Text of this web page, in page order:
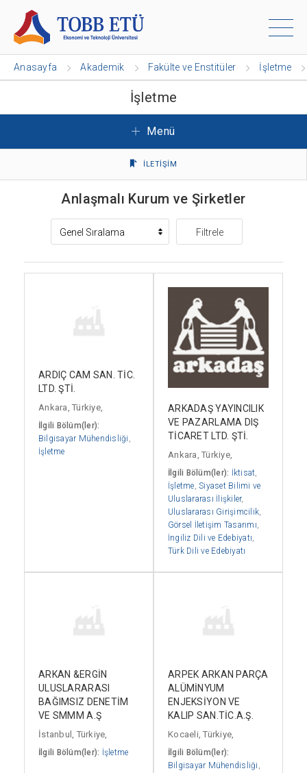
Anasayfa Akademik Fakülte ve Enstitüler İşletme
İşletme
Menü
İLETİŞİM
Anlaşmalı Kurum ve Şirketler
Filtrele
ARDIÇ CAM SAN. TİC.
LTD. ŞTİ.
Ankara, Türkiye,
İlgili Bölüm(ler):
Bilgisayar Mühendisliği ,
İşletme
ARKADAŞ YAYINCILIK
VE PAZARLAMA DIŞ
TİCARET LTD. ŞTİ.
Ankara, Türkiye,
İlgili Bölüm(ler): İktisat,
İşletme,Siyaset Bilimi ve
Uluslararası İlişkiler,
Uluslararası Girişimcilik,
Görsel İletişim Tasarımı,
İngiliz Dili ve Edebiyatı,
Türk Dili ve Edebiyatı
ARKAN &ERGİN
ULUSLARARASI
BAĞIMSIZ DENETİM
VE SMMM A.Ş
İstanbul, Türkiye,
İlgili Bölüm(ler): İşletme
ARPEK ARKAN PARÇA
ALÜMİNYUM
ENJEKSİYON VE
KALIP SAN.TİC.A.Ş.
Kocaeli, Türkiye,
İlgili Bölüm(ler):
Bilgisayar Mühendisliği ,